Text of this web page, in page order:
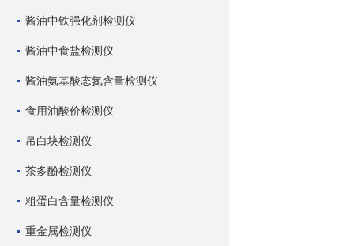
酱油中铁强化剂检测仪
酱油中食盐检测仪
酱油氨基酸态氮含量检测仪
食用油酸价检测仪
吊白块检测仪
茶多酚检测仪
粗蛋白含量检测仪
重金属检测仪